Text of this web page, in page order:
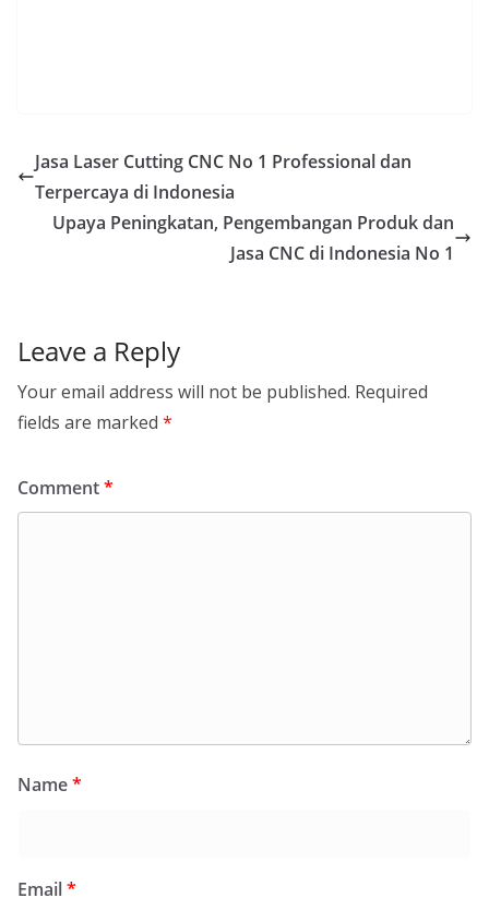
Jasa Laser Cutting CNC No 1 Professional dan
Terpercaya di Indonesia
Upaya Peningkatan, Pengembangan Produk dan
Jasa CNC di Indonesia No 1
Leave a Reply
Your email address will not be published. Required
fields are marked *
Comment*
Name*
Email*